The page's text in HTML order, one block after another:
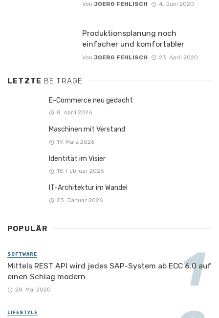
Von JOERG FEHLISCH 4. Juni 2020
Produktionsplanung noch
einfacher und komfortabler
Von JOERG FEHLISCH 23. April 2020
LETZTE BEITRÄGE
E-Commerce neu gedacht
8. April 2026
Maschinen mit Verstand
19. März 2026
Identität im Visier
18. Februar 2026
IT-Architektur im Wandel
23. Januar 2026
POPULÄR
SOFTWARE
Mittels REST API wird jedes SAP-System ab ECC 6.0 auf
einen Schlag modern
28. Mai 2020
LIFESTYLE